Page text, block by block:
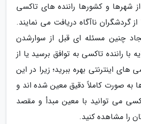
شهرها و کشورها راننده های تاکسی
گردشگران ناآگاه دریافت می نمایند.
چنین مسئله ای قبل از سوارشدن
راننده تاکسی به توافق برسید یا از
اینترنتی بهره ببرید؛ زیرا در این
به صورت کاملاً دقیق معین شده اند و
می توانید با معین مبدأ و مقصد
را مشاهده کنید.